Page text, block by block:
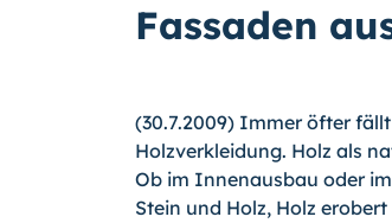
Fassaden
(30.7.2009) Immer öfter
Holzverkleidung. Holz als
Ob im Innenausbau oder
Stein und Holz, Holz